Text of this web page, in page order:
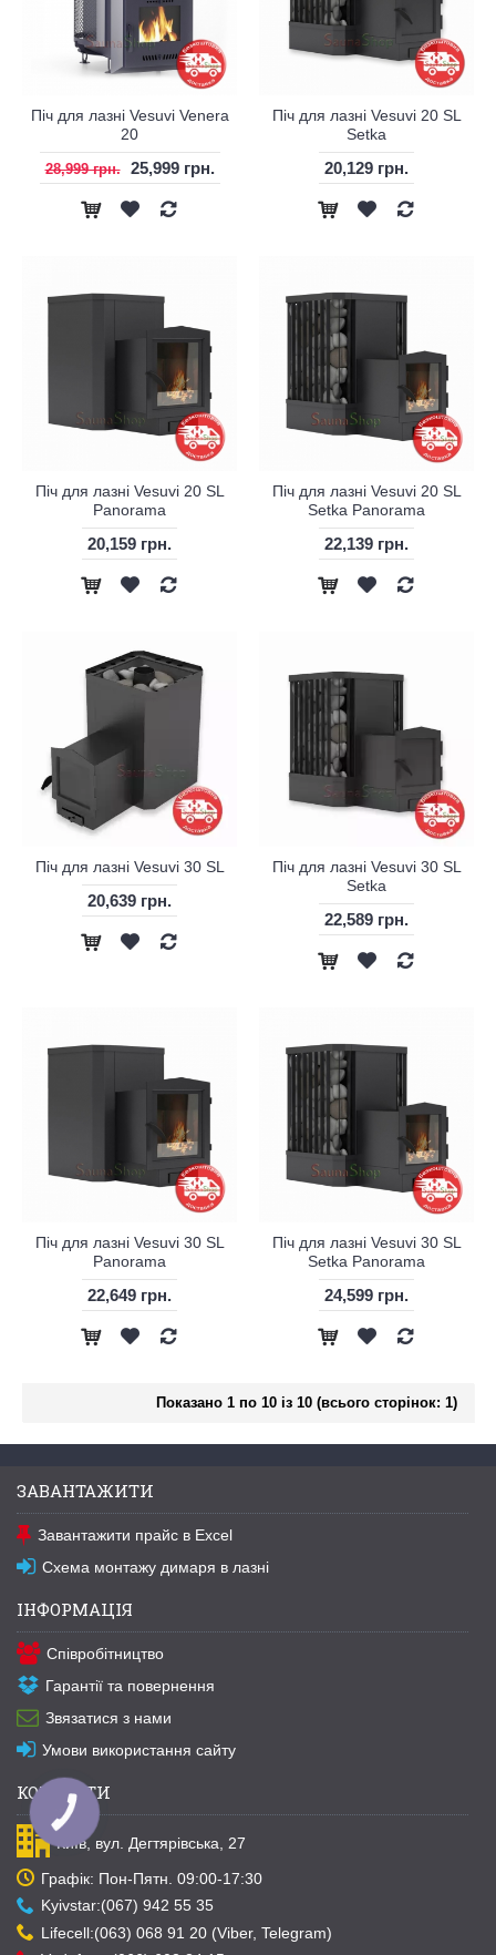
Піч для лазні Vesuvi Venera
20
28,999 грн. 25,999 грн.
Піч для лазні Vesuvi 20 SL
Setka
20,129 грн.
Піч для лазні Vesuvi 20 SL
Panorama
20,159 грн.
Піч для лазні Vesuvi 20 SL
Setka Panorama
22,139 грн.
Піч для лазні Vesuvi 30 SL
20,639 грн.
Піч для лазні Vesuvi 30 SL
Setka
22,589 грн.
Піч для лазні Vesuvi 30 SL
Panorama
22,649 грн.
Піч для лазні Vesuvi 30 SL
Setka Panorama
24,599 грн.
Показано 1 по 10 із 10 (всього сторінок: 1)
ЗАВАНТАЖИТИ
Завантажити прайс в Excel
Схема монтажу димаря в лазні
ІНФОРМАЦІЯ
Співробітництво
Гарантії та повернення
Звязатися з нами
Умови використання сайту
КОНТАКТИ
Київ, вул. Дегтярівська, 27
Графік: Пон-Пятн. 09:00-17:30
Kyivstar:(067) 942 55 35
Lifecell:(063) 068 91 20 (Viber, Telegram)
КНОПКА
ЗВ'ЯЗКУ